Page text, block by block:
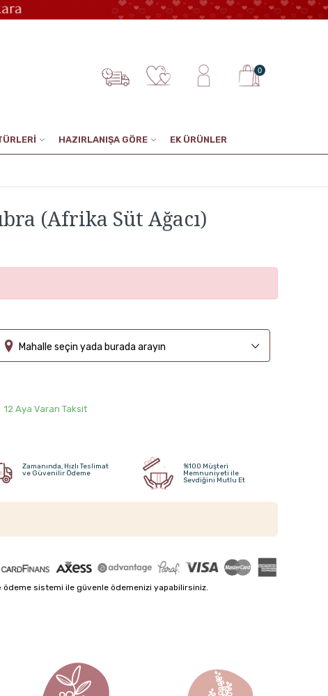
0
HAZIRLANIŞA GÖRE EK ÜRÜNLER
(Afrika Süt Ağacı)
Mahalle seçin yada burada arayın
12 Aya Varan Taksit
Zamanında, Hızlı Teslimat
ve Güvenilir Ödeme
%100 Müşteri
Memnuniyeti ile
Sevdiğini Mutlu Et
ödeme sistemi ile güvenle ödemenizi yapabilirsiniz.